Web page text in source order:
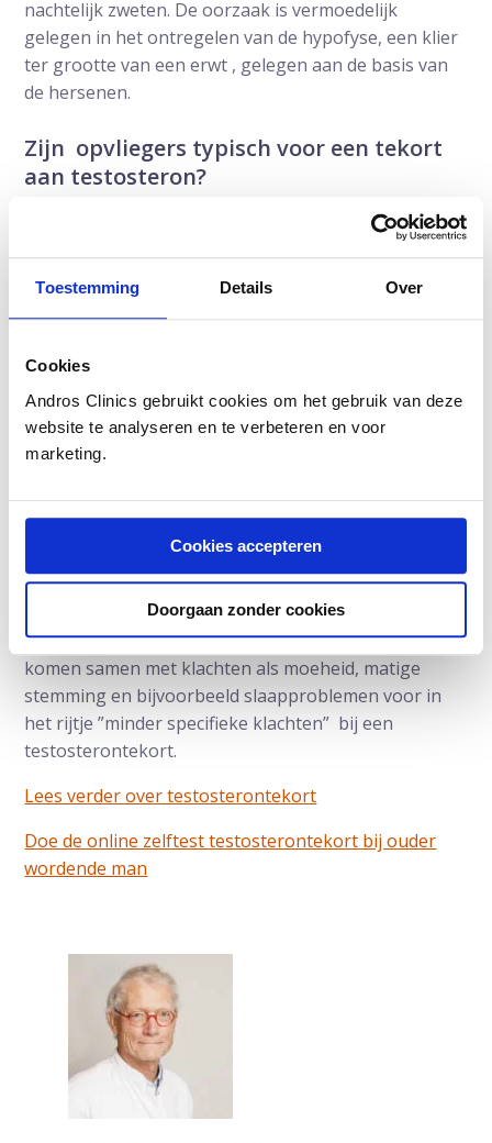
Toestemming Details Over
Cookies
Andros Clinics gebruikt cookies om het gebruik van deze
website te analyseren en te verbeteren en voor
marketing.
Cookies accepteren
Doorgaan zonder cookies
nachtelijk zweten. De oorzaak is vermoedelijk
gelegen in het ontregelen van de hypofyse, een klier
ter grootte van een erwt , gelegen aan de basis van
de hersenen.
Zijn opvliegers typisch voor een tekort
aan testosteron?
Nee, opvliegers met zweetaanvallen kunnen ook
optreden bij een versnelde werking van de schildklier.
alcoholgebruik. Dit treedt dan direct op na eenmalig
overmatig alcoholgebruik maar langdurig overmatig
Specifieke symptomen voor
testosterontekort
Opvliegers zijn niet het meest specifieke symptoom
mannen met een te laag testosteron hebben geen
klachten van opvliegers. De meest specifieke
symptomen zijn : erectiestoornis, verlies van zin in
seks en verlies van ochtenderecties. Opvliegers
komen samen met klachten als moeheid, matige
stemming en bijvoorbeeld slaapproblemen voor in
het rijtje ”minder specifieke klachten” bij een
testosterontekort.
Lees verder over testosterontekort
Doe de online zelftest testosterontekort bij ouder
wordende man